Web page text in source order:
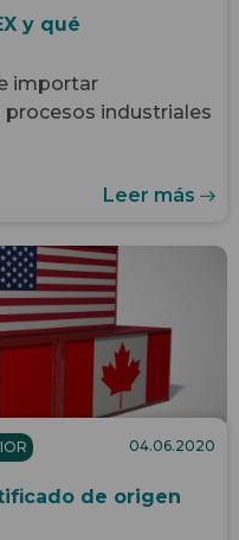
y qué
importar
industriales
Leer más
04.06.2020
de origen